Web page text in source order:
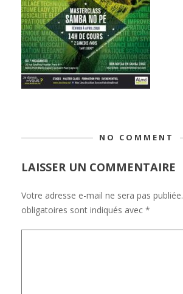
NO COMMENT
LAISSER UN COMMENTAIRE
Votre adresse e-mail ne sera pas publiée.
obligatoires sont indiqués avec *